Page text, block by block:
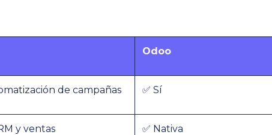
Odoo
de campañas ✅ Sí
y ventas ✅ Nativa